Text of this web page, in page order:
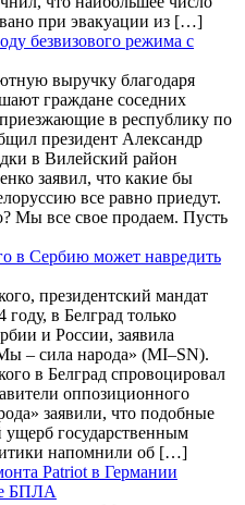
при эвакуации из […]
безвизового режима с
выручку благодаря
граждане соседних
в республику по
президент Александр
в Вилейский район
заявил, что какие бы
все равно приедут.
Мы все свое продаем. Пусть
в Сербию может навредить
президентский мандат
году, в Белград только
и России, заявила
– сила народа» (MI–SN).
в Белград спровоцировал
оппозиционного
заявили, что подобные
ущерб государственным
напомнили об […]
Patriot в Германии
БПЛА